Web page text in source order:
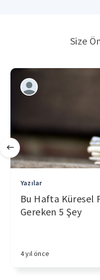
Size
Yazılar
Bu Hafta Küresel
Gereken 5 Şey
4 yıl önce